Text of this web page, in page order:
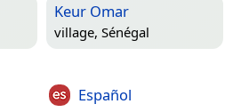
Keur Omar
village, Sénégal
Español